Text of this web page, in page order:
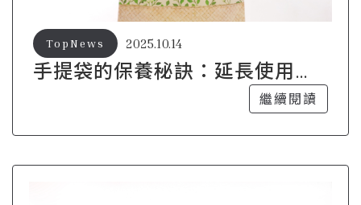
手提袋的保養秘訣：延長使用壽
2025.10.14
TopNews
繼續閱讀